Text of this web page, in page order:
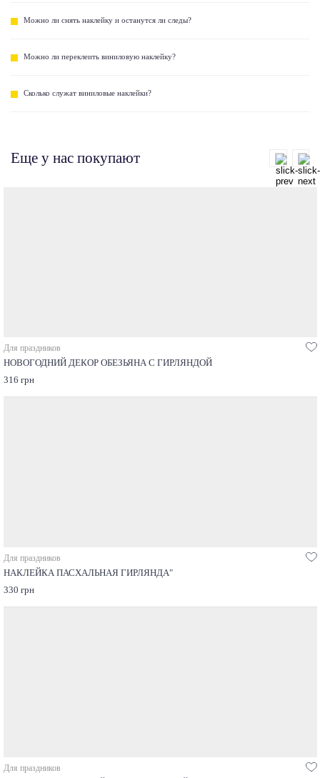
Можно ли снять наклейку и останутся ли следы?
Можно ли переклеить виниловую наклейку?
Сколько служат виниловые наклейки?
Еще у нас покупают
Для праздников
НОВОГОДНИЙ ДЕКОР ОБЕЗЬЯНА С ГИРЛЯНДОЙ
316 грн
Для праздников
НАКЛЕЙКА ПАСХАЛЬНАЯ ГИРЛЯНДА"
330 грн
Для праздников